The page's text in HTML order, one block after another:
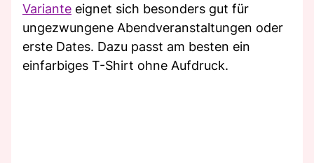
Variante eignet sich besonders gut für
ungezwungene Abendveranstaltungen oder
erste Dates. Dazu passt am besten ein
einfarbiges T-Shirt ohne Aufdruck.